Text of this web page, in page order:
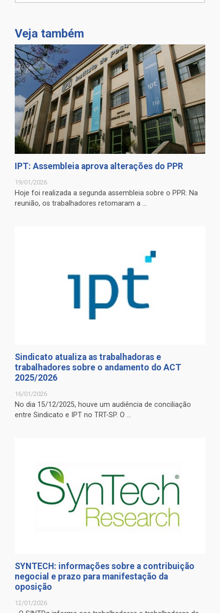
Veja também
IPT: Assembleia aprova alterações do PPR
19/01/2026
Hoje foi realizada a segunda assembleia sobre o PPR. Na
reunião, os trabalhadores retomaram a ...
Sindicato atualiza as trabalhadoras e
trabalhadores sobre o andamento do ACT
2025/2026
16/01/2026
No dia 15/12/2025, houve um audiência de conciliação
entre Sindicato e IPT no TRT-SP. O ...
SYNTECH: informações sobre a contribuição
negocial e prazo para manifestação da
oposição
12/01/2026